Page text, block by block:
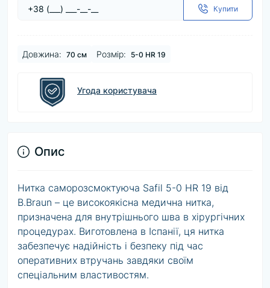
Купити
Довжина: 70 см Розмір: 5-0 HR 19
Угода користувача
Опис
Нитка саморозсмоктуюча Safil 5-0 HR 19 від
B.Braun – це високоякісна медична нитка,
призначена для внутрішнього шва в хірургічних
процедурах. Виготовлена в Іспанії, ця нитка
забезпечує надійність і безпеку під час
оперативних втручань завдяки своїм
спеціальним властивостям.